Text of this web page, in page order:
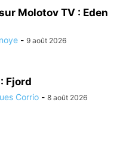
Molotov TV : Eden
- 9 août 2026
Fjord
Corrio - 8 août 2026